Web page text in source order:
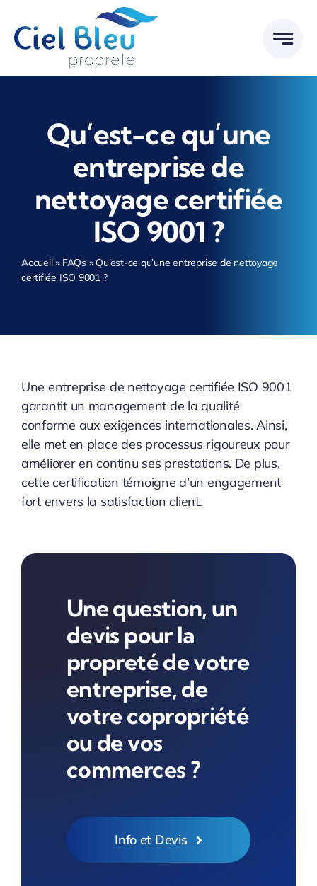
contenu
Qu’est-ce qu’une
entreprise de
nettoyage certifiée
ISO 9001 ?
Accueil» FAQs»Qu’est-ce qu’une entreprise de nettoyage
certifiée ISO 9001 ?
Une entreprise de nettoyage certifiée ISO 9001
garantit un management de la qualité
conforme aux exigences internationales. Ainsi,
elle met en place des processus rigoureux pour
améliorer en continu ses prestations. De plus,
cette certification témoigne d’un engagement
fort envers la satisfaction client.
Une question, un
devis pour la
propreté de votre
entreprise, de
votre copropriété
ou de vos
commerces ?
Info et Devis